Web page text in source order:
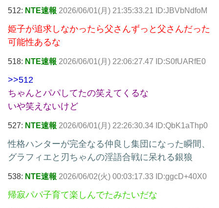
512: NTE速報 2026/06/01(月) 21:35:33.21 ID:JBVbNdfoM
姫子が追求しなかったら父さんずっと父さんだった
可能性あるな
518: NTE速報 2026/06/01(月) 22:06:27.47 ID:S0fUARfE0
>>512
ちゃんとパパしてたの笑えてくるな
いや笑えないけど
527: NTE速報 2026/06/01(月) 22:26:30.34 ID:QbK1aThp0
性格ハンターが完全なる仲良し集団になった瞬間、
グラフィエと刃ちゃんの淫語合戦に呆れる銀狼
538: NTE速報 2026/06/02(火) 00:03:17.33 ID:ggcD+40X0
帰寂パパ子育て楽しんでたみたいだな